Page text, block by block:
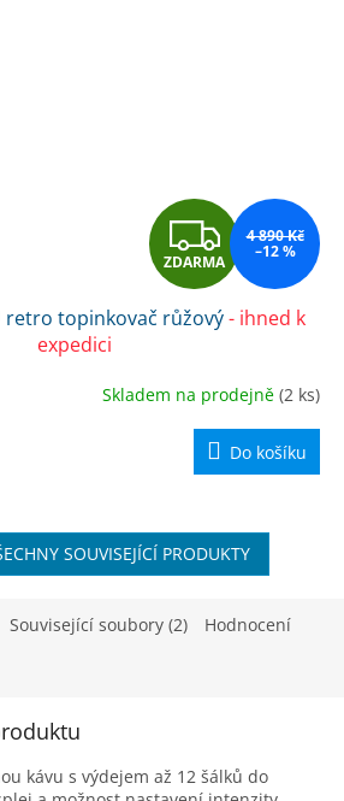
Z
D
A
R
M
A
ZDARMA
4 890 Kč
–12 %
retro topinkovač růžový- ihned k
expedici
Skladem na prodejně (2 ks)
Do košíku
SOUVISEJÍCÍ PRODUKTY
Související soubory (2) Hodnocení
kávu s výdejem až 12 šálků do